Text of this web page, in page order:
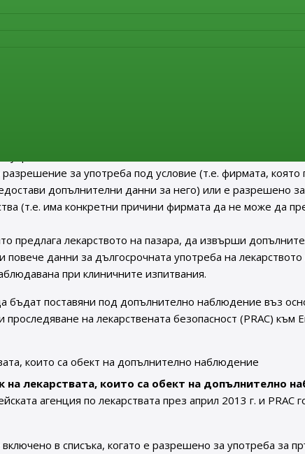
означава, че
на пазара или има ограничени данни за неговата
за употреба под условие (т.е. фирмата, която
допълнителни данни за него) или е разрешено
(т.е. има конкретни причини фирмата да не може да
предлага лекарството на пазара, да извърши
повече данни за дългосрочната употреба на
при клиничните изпитвания.
бъдат поставяни под допълнително наблюдение въз
на лекарствената безопасност (PRAC) към
които са обект на допълнително наблюдение
на лекарствата, които са обект на допълнително
агенция по лекарствата през април 2013 г. и PRAC
в списъка, когато е разрешено за употреба за